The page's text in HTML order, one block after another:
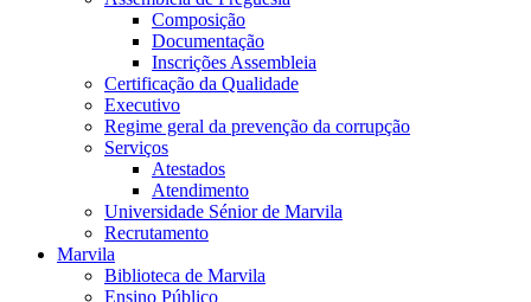
Composição
Documentação
Inscrições Assembleia
Certificação da Qualidade
Executivo
Regime geral da prevenção da corrupção
Serviços
Atestados
Atendimento
Universidade Sénior de Marvila
Recrutamento
Marvila
Biblioteca de Marvila
Ensino Público